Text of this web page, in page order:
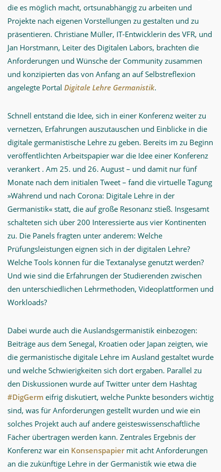
die es möglich macht, ortsunabhängig zu arbeiten und
Projekte nach eigenen Vorstellungen zu gestalten und zu
präsentieren. Christiane Müller, IT-Entwicklerin des VFR, und
Jan Horstmann, Leiter des Digitalen Labors, brachten die
Anforderungen und Wünsche der Community zusammen
und konzipierten das von Anfang an auf Selbstreflexion
angelegte Portal Digitale Lehre Germanistik.
Schnell entstand die Idee, sich in einer Konferenz weiter zu
vernetzen, Erfahrungen auszutauschen und Einblicke in die
digitale germanistische Lehre zu geben. Bereits im zu Beginn
veröffentlichten Arbeitspapier war die Idee einer Konferenz
verankert . Am 25. und 26. August – und damit nur fünf
Monate nach dem initialen Tweet – fand die virtuelle Tagung
»Während und nach Corona: Digitale Lehre in der
Germanistik« statt, die auf große Resonanz stieß. Insgesamt
schalteten sich über 200 Interessierte aus vier Kontinenten
zu. Die Panels fragten unter anderem: Welche
Prüfungsleistungen eignen sich in der digitalen Lehre?
Welche Tools können für die Textanalyse genutzt werden?
Und wie sind die Erfahrungen der Studierenden zwischen
den unterschiedlichen Lehrmethoden, Videoplattformen und
Workloads?
Dabei wurde auch die Auslandsgermanistik einbezogen:
Beiträge aus dem Senegal, Kroatien oder Japan zeigten, wie
die germanistische digitale Lehre im Ausland gestaltet wurde
und welche Schwierigkeiten sich dort ergaben. Parallel zu
den Diskussionen wurde auf Twitter unter dem Hashtag
#DigGerm eifrig diskutiert, welche Punkte besonders wichtig
sind, was für Anforderungen gestellt wurden und wie ein
solches Projekt auch auf andere geisteswissenschaftliche
Fächer übertragen werden kann. Zentrales Ergebnis der
Konferenz war ein Konsenspapiermit acht Anforderungen
an die zukünftige Lehre in der Germanistik wie etwa die